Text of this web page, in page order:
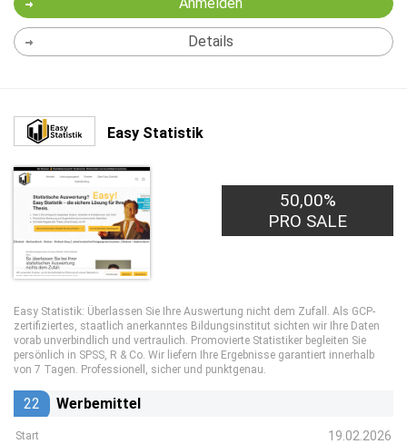
Details
Easy Statistik
50,00%
PRO SALE
Easy Statistik: Überlassen Sie Ihre Auswertung nicht dem Zufall. Als GCP-
zertifiziertes, staatlich anerkanntes Bildungsinstitut sichten wir Ihre Daten
vorab unverbindlich und vertraulich. Promovierte Statistiker begleiten Sie
persönlich in SPSS, R & Co. Wir liefern Ihre Ergebnisse garantiert innerhalb
von 7 Tagen. Professionell, sicher und punktgenau.
22 Werbemittel
Start 19.02.2026